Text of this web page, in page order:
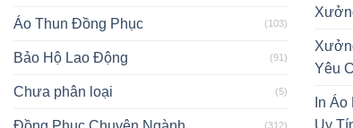
Áo Thun Đồng Phục (103)
Bảo Hộ Lao Động (91)
Chưa phân loại (5)
(312)
Yêu
In
Uy